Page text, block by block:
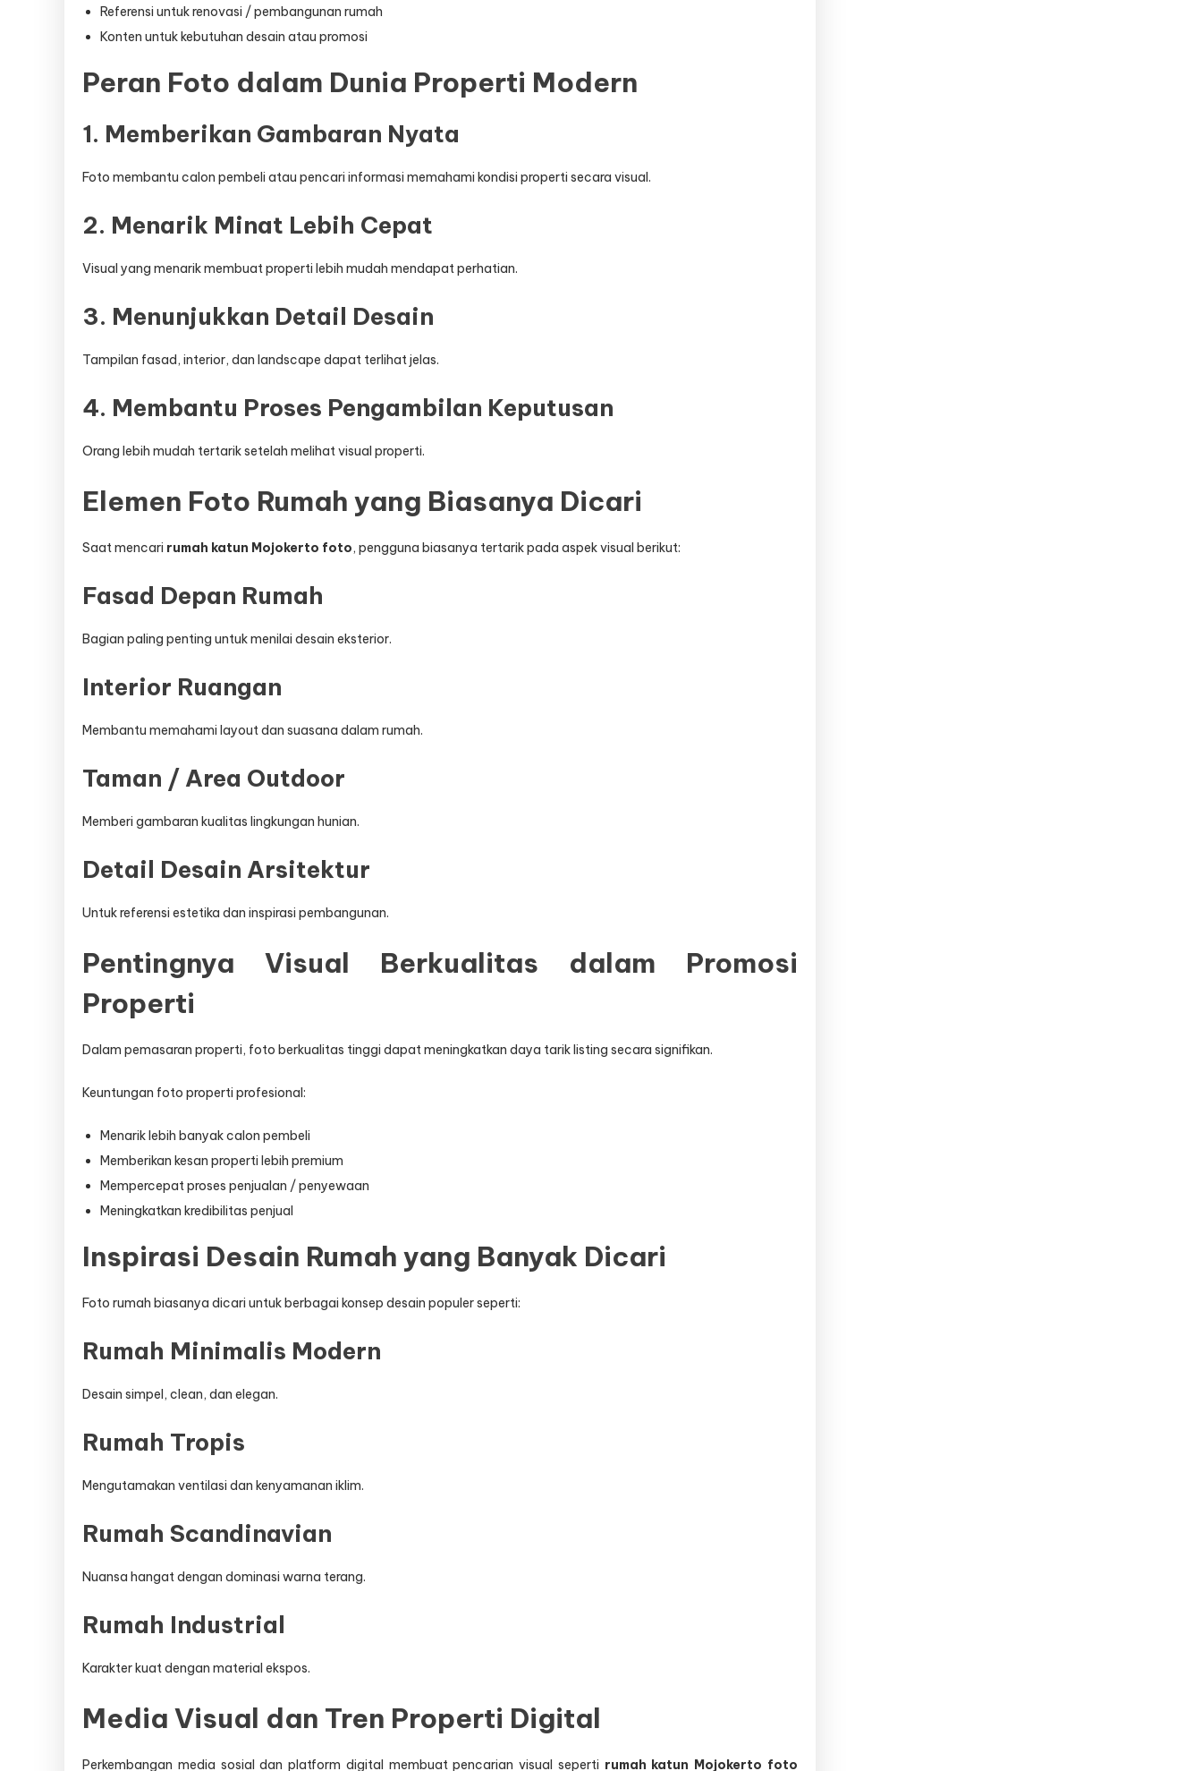
Referensi untuk renovasi / pembangunan rumah
Konten untuk kebutuhan desain atau promosi
Peran Foto dalam Dunia Properti Modern
1. Memberikan Gambaran Nyata
Foto membantu calon pembeli atau pencari informasi memahami kondisi properti secara visual.
2. Menarik Minat Lebih Cepat
Visual yang menarik membuat properti lebih mudah mendapat perhatian.
3. Menunjukkan Detail Desain
Tampilan fasad, interior, dan landscape dapat terlihat jelas.
4. Membantu Proses Pengambilan Keputusan
Orang lebih mudah tertarik setelah melihat visual properti.
Elemen Foto Rumah yang Biasanya Dicari
Saat mencari rumah katun Mojokerto foto, pengguna biasanya tertarik pada aspek visual berikut:
Fasad Depan Rumah
Bagian paling penting untuk menilai desain eksterior.
Interior Ruangan
Membantu memahami layout dan suasana dalam rumah.
Taman / Area Outdoor
Memberi gambaran kualitas lingkungan hunian.
Detail Desain Arsitektur
Untuk referensi estetika dan inspirasi pembangunan.
Pentingnya Visual Berkualitas dalam Promosi
Properti
Dalam pemasaran properti, foto berkualitas tinggi dapat meningkatkan daya tarik listing secara signifikan.
Keuntungan foto properti profesional:
Menarik lebih banyak calon pembeli
Memberikan kesan properti lebih premium
Mempercepat proses penjualan / penyewaan
Meningkatkan kredibilitas penjual
Inspirasi Desain Rumah yang Banyak Dicari
Foto rumah biasanya dicari untuk berbagai konsep desain populer seperti:
Rumah Minimalis Modern
Desain simpel, clean, dan elegan.
Rumah Tropis
Mengutamakan ventilasi dan kenyamanan iklim.
Rumah Scandinavian
Nuansa hangat dengan dominasi warna terang.
Rumah Industrial
Karakter kuat dengan material ekspos.
Media Visual dan Tren Properti Digital
Perkembangan media sosial dan platform digital membuat pencarian visual seperti rumah katun Mojokerto foto